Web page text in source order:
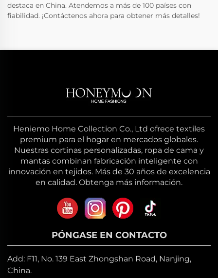
destaca en China. Atendemos a más de 100 países con
fiabilidad. ¡Contáctenos ahora para obtener más detalles!
Heniemo Home Collection Co., Ltd ofrece textiles
premium para el hogar en mercados globales.
Nuestras cortinas personalizadas, ropa de cama y
mantas combinan fabricación inteligente con
innovación en tejidos. Más de 30 años de excelencia
en calidad. Obtenga más información.
PÓNGASE EN CONTACTO
Add: F11, No. 139 East Zhongshan Road, Nanjing,
China.